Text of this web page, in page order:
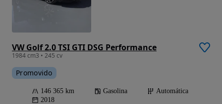
VW Golf 2.0 TSI GTI DSG Performance
1984 cm3 • 245 cv
Promovido
146 365 km Gasolina
Automática
2018